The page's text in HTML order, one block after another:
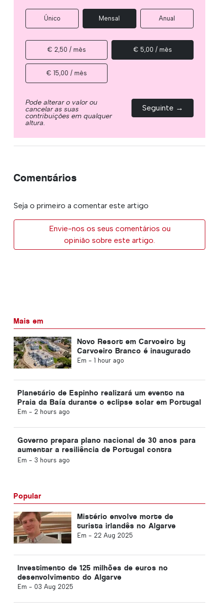
Único Mensal Anual
€ 2,50 / mês € 5,00 / mês
€ 15,00 / mês
Pode alterar o valor ou
cancelar as suas
contribuições em qualquer
altura.
Seguinte →
Comentários
Seja o primeiro a comentar este artigo
Envie-nos os seus comentários ou
opinião sobre este artigo.
Mais em
Novo Resort em Carvoeiro by
Carvoeiro Branco é inaugurado
Em - 1 hour ago
Planetário de Espinho realizará um evento na
Praia da Baía durante o eclipse solar em Portugal
Em - 2 hours ago
Governo prepara plano nacional de 30 anos para
aumentar a resiliência de Portugal contra
grandes terremotos
Em - 3 hours ago
Popular
Mistério envolve morte de
turista irlandês no Algarve
Em - 22 Aug 2025
Investimento de 125 milhões de euros no
desenvolvimento do Algarve
Em - 03 Aug 2025